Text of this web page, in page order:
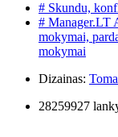
# Skundu,
# Manager.LT
mokymai,
mokymai
Dizainas:
28259927